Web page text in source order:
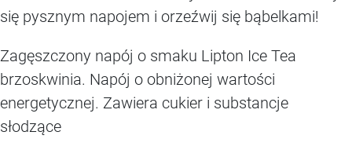
się pysznym napojem i orzeźwij się bąbelkami!
Zagęszczony napój o smaku Lipton Ice Tea
brzoskwinia. Napój o obniżonej wartości
energetycznej. Zawiera cukier i substancje
słodzące